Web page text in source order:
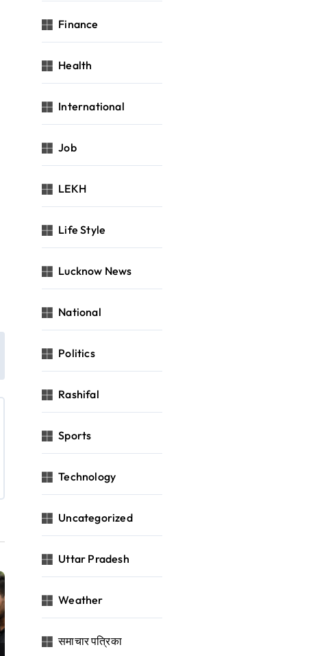
Finance
Health
International
Job
LEKH
Life Style
Lucknow News
National
Politics
Rashifal
Sports
Technology
Uncategorized
Uttar Pradesh
Weather
समाचार पत्रिका